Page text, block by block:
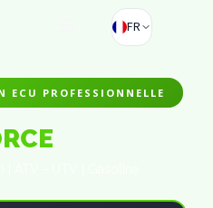
FR
ECU PROFESSIONNELLE